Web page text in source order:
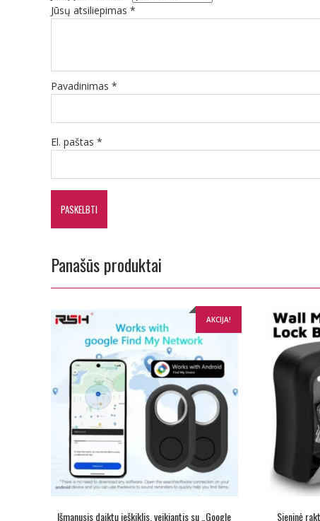
Jūsų atsiliepimas *
Pavadinimas *
El. paštas *
Panašūs produktai
AKCIJA!
Išmanusis daiktų ieškiklis, veikiantis su „Google Sieninė